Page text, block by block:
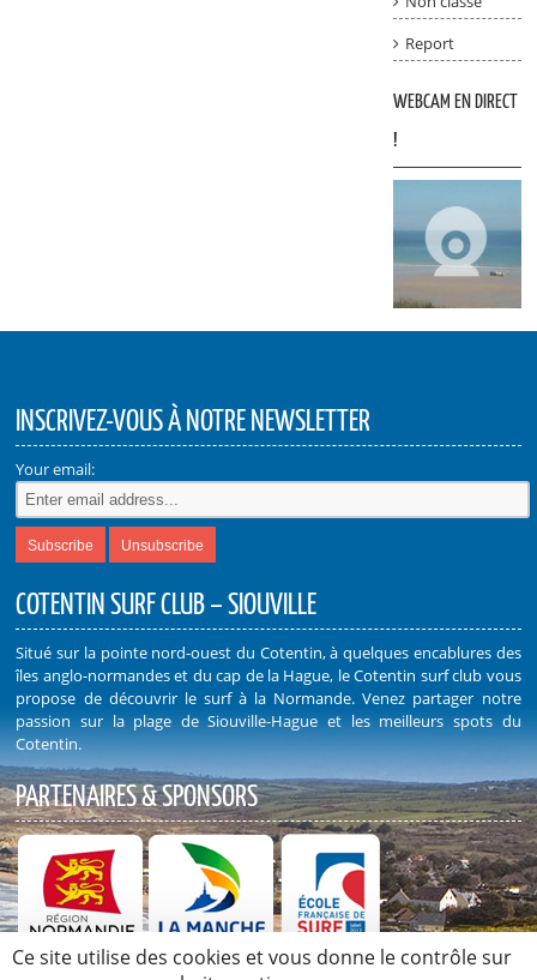
Report
WEBCAM EN DIRECT
!
INSCRIVEZ-VOUS À NOTRE NEWSLETTER
Your email:
COTENTIN SURF CLUB – SIOUVILLE
Situé sur la pointe nord-ouest du Cotentin, à quelques encablures des
îles anglo-normandes et du cap de la Hague, le Cotentin surf club vous
propose de découvrir le surf à la Normande. Venez partager notre
passion sur la plage de Siouville-Hague et les meilleurs spots du
Cotentin.
PARTENAIRES & SPONSORS
Découvrez nos Partenaires et Sponsors
Ce site utilise des cookies et vous donne le contrôle sur